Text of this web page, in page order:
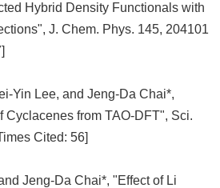
Hybrid Density Functionals with
J. Chem. Phys. 145, 204101
Yin Lee, and Jeng-Da Chai*,
Cyclacenes from TAO-DFT", Sci.
Cited: 56]
Jeng-Da Chai*, "Effect of Li